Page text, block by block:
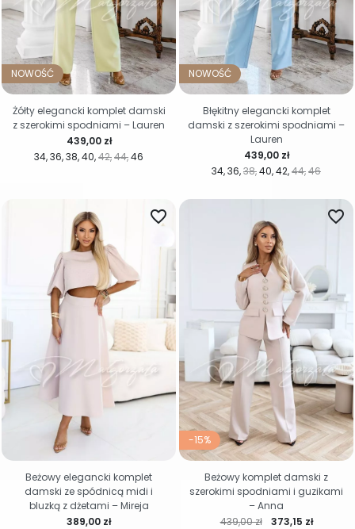
NOWOŚĆ
34 36 38 40 42 44 46
Cena
439,00 zł
Żółty elegancki komplet damski
z szerokimi spodniami – Lauren
NOWOŚĆ
34 36 38 40 42 44 46
Cena
439,00 zł
Błękitny elegancki komplet
damski z szerokimi spodniami –
Lauren
favorite_border
Cena
389,00 zł
Beżowy elegancki komplet
damski ze spódnicą midi i
bluzką z dżetami – Mireja
-15%
favorite_border
Cena regularna
439,00 zł Cena
373,15 zł
Beżowy komplet damski z
szerokimi spodniami i guzikami
– Anna